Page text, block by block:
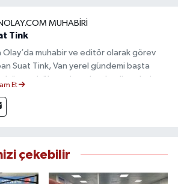
MUHABIRI
Tink
Olay’da muhabir ve editör olarak görev
Suat Tink, Van yerel gündemi başta
üzere bölgesel ve ulusal gelişmeleri
olan Tink, sahadan edindiği bilgilerle
tarafsızlık ve etik ilkeler
Et
çekebilir